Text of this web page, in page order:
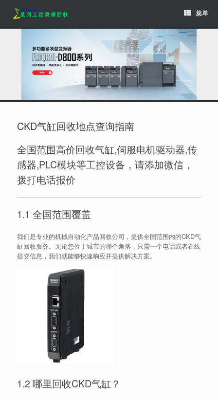
content
菜单
CKD气缸回收地点查询指南
全国范围高价回收气缸,伺服电机驱动器,传
感器,PLC模块等工控设备，请添加微信，
拨打电话报价
1.1 全国范围覆盖
我们是专业的机械自动化产品回收公司，提供全国范围内的CKD气
缸回收服务。无论您位于城市的哪个角落，只需一个电话或者在线
提交信息，我们就能够快速响应并提供解决方案。
1.2 哪里回收CKD气缸？